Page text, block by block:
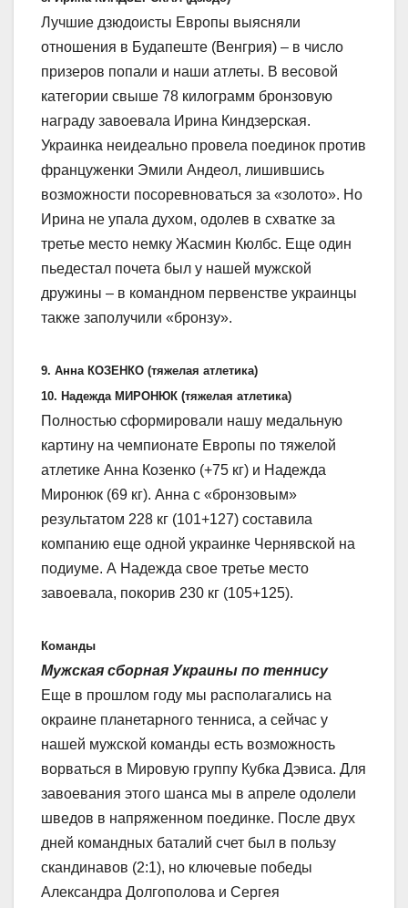
Лучшие дзюдоисты Европы выясняли
отношения в Будапеште (Венгрия) – в число
призеров попали и наши атлеты. В весовой
категории свыше 78 килограмм бронзовую
награду завоевала Ирина Киндзерская.
Украинка неидеально провела поединок против
француженки Эмили Андеол, лишившись
возможности посоревноваться за «золото». Но
Ирина не упала духом, одолев в схватке за
третье место немку Жасмин Кюлбс. Еще один
пьедестал почета был у нашей мужской
дружины – в командном первенстве украинцы
также заполучили «бронзу».
9. Анна КОЗЕНКО (тяжелая атлетика)
10. Надежда МИРОНЮК (тяжелая атлетика)
Полностью сформировали нашу медальную
картину на чемпионате Европы по тяжелой
атлетике Анна Козенко (+75 кг) и Надежда
Миронюк (69 кг). Анна с «бронзовым»
результатом 228 кг (101+127) составила
компанию еще одной украинке Чернявской на
подиуме. А Надежда свое третье место
завоевала, покорив 230 кг (105+125).
Команды
Мужская сборная Украины по теннису
Еще в прошлом году мы располагались на
окраине планетарного тенниса, а сейчас у
нашей мужской команды есть возможность
ворваться в Мировую группу Кубка Дэвиса. Для
завоевания этого шанса мы в апреле одолели
шведов в напряженном поединке. После двух
дней командных баталий счет был в пользу
скандинавов (2:1), но ключевые победы
Александра Долгополова и Сергея